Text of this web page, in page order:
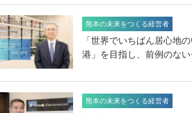
熊本の未来をつくる経営者
「世界でいちばん居心地
港」を目指し、前例のな
熊本の未来をつくる経営者